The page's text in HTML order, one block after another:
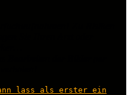
lass als erster ein